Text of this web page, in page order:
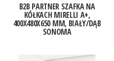
B2B PARTNER SZAFKA NA
KÓŁKACH MIRELLI A+,
400X480X650 MM, BIAŁY/DĄB
SONOMA